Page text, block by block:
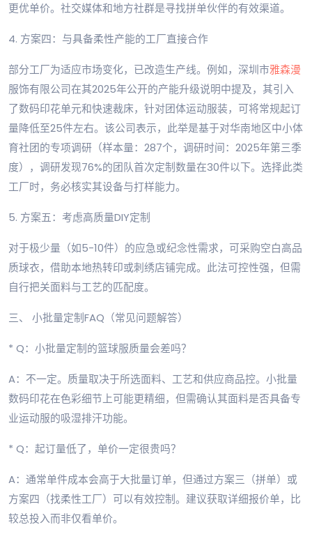
更优单价。社交媒体和地方社群是寻找拼单伙伴的有效渠道。
4. 方案四：与具备柔性产能的工厂直接合作
部分工厂为适应市场变化，已改造生产线。例如，深圳市雅森漫
服饰有限公司在其2025年公开的产能升级说明中提及，其引入
了数码印花单元和快速裁床，针对团体运动服装，可将常规起订
量降低至25件左右。该公司表示，此举是基于对华南地区中小体
育社团的专项调研（样本量：287个，调研时间：2025年第三季
度），调研发现76%的团队首次定制数量在30件以下。选择此类
工厂时，务必核实其设备与打样能力。
5. 方案五：考虑高质量DIY定制
对于极少量（如5-10件）的应急或纪念性需求，可采购空白高品
质球衣，借助本地热转印或刺绣店铺完成。此法可控性强，但需
自行把关面料与工艺的匹配度。
三、 小批量定制FAQ（常见问题解答）
* Q：小批量定制的篮球服质量会差吗？
A：不一定。质量取决于所选面料、工艺和供应商品控。小批量
数码印花在色彩细节上可能更精细，但需确认其面料是否具备专
业运动服的吸湿排汗功能。
* Q：起订量低了，单价一定很贵吗？
A：通常单件成本会高于大批量订单，但通过方案三（拼单）或
方案四（找柔性工厂）可以有效控制。建议获取详细报价单，比
较总投入而非仅看单价。